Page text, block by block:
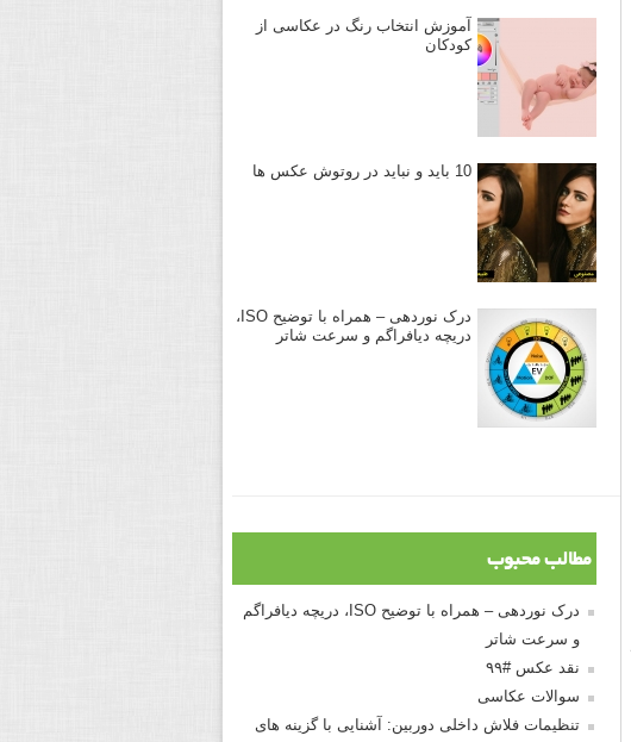
آموزش انتخاب رنگ در عکاسی از
کودکان
10 باید و نباید در روتوش عکس ها
درک نوردهی – همراه با توضیح ISO،
دریچه دیافراگم و سرعت شاتر
مطالب محبوب
درک نوردهی – همراه با توضیح ISO، دریچه دیافراگم
و سرعت شاتر
نقد عکس #۹۹
سوالات عکاسی
تنظیمات فلاش داخلی دوربین: آشنایی با گزینه های